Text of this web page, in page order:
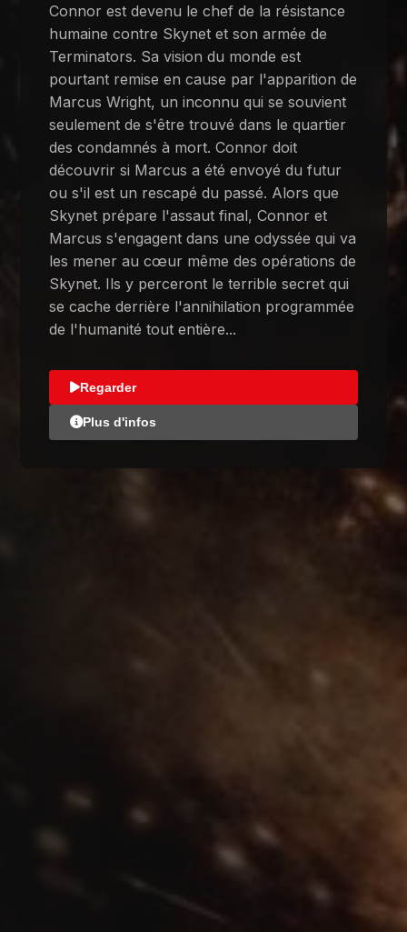
Connor est devenu le chef de la résistance
humaine contre Skynet et son armée de
Terminators. Sa vision du monde est
pourtant remise en cause par l'apparition de
Marcus Wright, un inconnu qui se souvient
seulement de s'être trouvé dans le quartier
des condamnés à mort. Connor doit
découvrir si Marcus a été envoyé du futur
ou s'il est un rescapé du passé. Alors que
Skynet prépare l'assaut final, Connor et
Marcus s'engagent dans une odyssée qui va
les mener au cœur même des opérations de
Skynet. Ils y perceront le terrible secret qui
se cache derrière l'annihilation programmée
de l'humanité tout entière...
Regarder
Plus d'infos